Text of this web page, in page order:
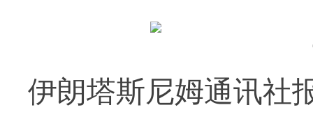
伊朗塔斯尼姆通讯社